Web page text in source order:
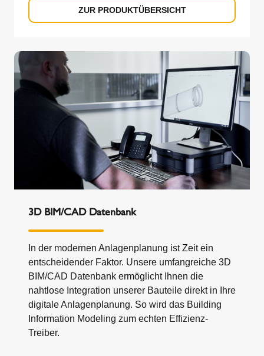
ZUR PRODUKTÜBERSICHT
3D BIM/CAD Datenbank
In der modernen Anlagenplanung ist Zeit ein
entscheidender Faktor. Unsere umfangreiche 3D
BIM/CAD Datenbank ermöglicht Ihnen die
nahtlose Integration unserer Bauteile direkt in Ihre
digitale Anlagenplanung. So wird das Building
Information Modeling zum echten Effizienz-
Treiber.